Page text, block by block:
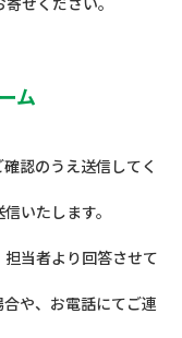
ム
認のうえ送信してく
いたします。
当者より回答させて
や、お電話にてご連